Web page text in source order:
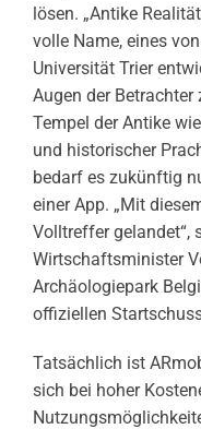
lösen. „Antike
volle Name, eines
Universität Trier
Augen der Betrachter
Tempel der Antike
und historischer
bedarf es zukünftig
einer App. „Mit
Volltreffer gelandet“,
Wirtschaftsminister
Archäologiepark
offiziellen
Tatsächlich ist
sich bei hoher